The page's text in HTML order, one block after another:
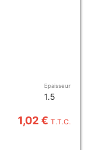
Epaisseur
1.5
1,02 €T.T.C.